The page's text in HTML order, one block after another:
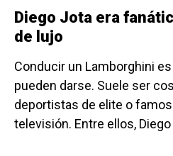
Diego Jota era
de lujo
Conducir un Lamborghini
pueden darse. Suele ser
deportistas de elite o
televisión. Entre ellos,